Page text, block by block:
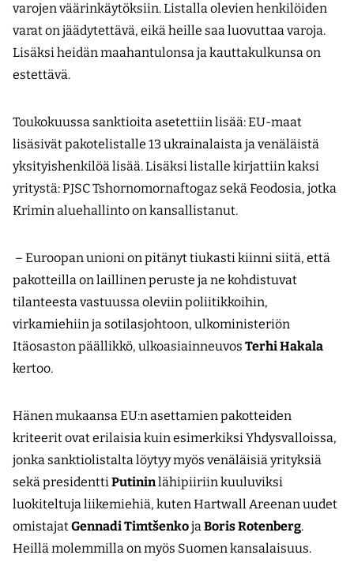
varojen väärinkäytöksiin. Listalla olevien henkilöiden
varat on jäädytettävä, eikä heille saa luovuttaa varoja.
Lisäksi heidän maahantulonsa ja kauttakulkunsa on
estettävä.
Toukokuussa sanktioita asetettiin lisää: EU-maat
lisäsivät pakotelistalle 13 ukrainalaista ja venäläistä
yksityishenkilöä lisää. Lisäksi listalle kirjattiin kaksi
yritystä: PJSC Tshornomornaftogaz sekä Feodosia, jotka
Krimin aluehallinto on kansallistanut.
– Euroopan unioni on pitänyt tiukasti kiinni siitä, että
pakotteilla on laillinen peruste ja ne kohdistuvat
tilanteesta vastuussa oleviin poliitikkoihin,
virkamiehiin ja sotilasjohtoon, ulkoministeriön
Itäosaston päällikkö, ulkoasiainneuvos Terhi Hakala
kertoo.
Hänen mukaansa EU:n asettamien pakotteiden
kriteerit ovat erilaisia kuin esimerkiksi Yhdysvalloissa,
jonka sanktiolistalta löytyy myös venäläisiä yrityksiä
sekä presidenttiPutininlähipiiriin kuuluviksi
luokiteltuja liike­miehiä, kuten Hartwall Areenan uudet
omistajatGennadi TimtšenkojaBoris Rotenberg.
Heillä molemmilla on myös Suomen kansalaisuus.